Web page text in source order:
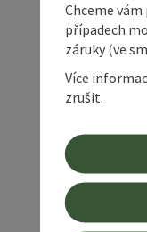
Chceme
případech
záruky (ve
Více
zrušit.